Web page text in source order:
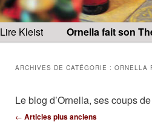
Lire Kleist Ornella fait son
ARCHIVES DE CATÉGORIE : ORNELLA
Le blog d’Ornella, ses coups
Navigation
← Articles plus anciens